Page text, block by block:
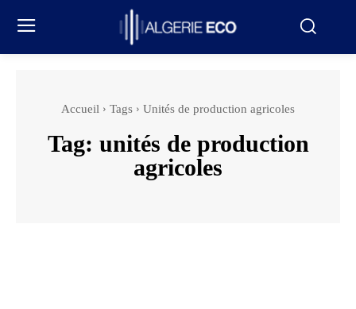
Accueil Tags Unités de production agricoles
Tag: unités de production
agricoles